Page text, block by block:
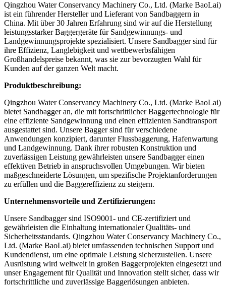
Qingzhou Water Conservancy Machinery Co., Ltd. (Marke BaoLai)
ist ein führender Hersteller und Lieferant von Sandbaggern in
China. Mit über 30 Jahren Erfahrung sind wir auf die Herstellung
leistungsstarker Baggergeräte für Sandgewinnungs- und
Landgewinnungsprojekte spezialisiert. Unsere Sandbagger sind für
ihre Effizienz, Langlebigkeit und wettbewerbsfähigen
Großhandelspreise bekannt, was sie zur bevorzugten Wahl für
Kunden auf der ganzen Welt macht.
Produktbeschreibung:
Qingzhou Water Conservancy Machinery Co., Ltd. (Marke BaoLai)
bietet Sandbagger an, die mit fortschrittlicher Baggertechnologie für
eine effiziente Sandgewinnung und einen effizienten Sandtransport
ausgestattet sind. Unsere Bagger sind für verschiedene
Anwendungen konzipiert, darunter Flussbaggerung, Hafenwartung
und Landgewinnung. Dank ihrer robusten Konstruktion und
zuverlässigen Leistung gewährleisten unsere Sandbagger einen
effektiven Betrieb in anspruchsvollen Umgebungen. Wir bieten
maßgeschneiderte Lösungen, um spezifische Projektanforderungen
zu erfüllen und die Baggereffizienz zu steigern.
Unternehmensvorteile und Zertifizierungen:
Unsere Sandbagger sind ISO9001- und CE-zertifiziert und
gewährleisten die Einhaltung internationaler Qualitäts- und
Sicherheitsstandards. Qingzhou Water Conservancy Machinery Co.,
Ltd. (Marke BaoLai) bietet umfassenden technischen Support und
Kundendienst, um eine optimale Leistung sicherzustellen. Unsere
Ausrüstung wird weltweit in großen Baggerprojekten eingesetzt und
unser Engagement für Qualität und Innovation stellt sicher, dass wir
fortschrittliche und zuverlässige Baggerlösungen anbieten.